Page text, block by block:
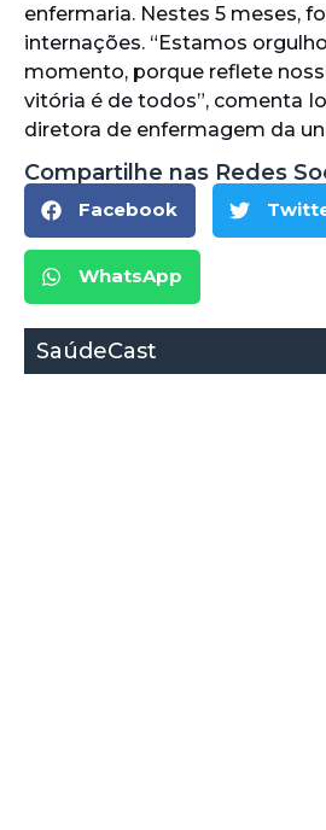
enfermaria. Nestes 5 meses,
internações. “Estamos
momento, porque reflete
vitória é de todos”, comenta
diretora de enfermagem da
Compartilhe nas Redes
Facebook
WhatsApp
SaúdeCast